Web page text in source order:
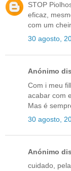
STOP
eficaz,
com um
30 agosto,
Anónimo
Com i meu
acabar com
Mas é
30 agosto,
Anónimo
cuidado,